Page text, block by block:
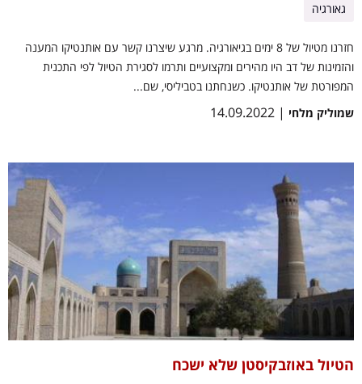
גאורגיה
חזרנו מטיול של 8 ימים בגיאורגיה. מרגע שיצרנו קשר עם אותנטיקו המענה
והזמינות של דב היו מהירים ומקצועיים ותרמו לסגירת הטיול לפי התכנית
המפורטת של אותנטיקו. כשנחתנו בטביליסי, שם...
שמוליק מלחי | 14.09.2022
הטיול באוזבקיסטן שלא ישכח